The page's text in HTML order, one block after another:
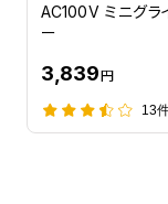
AC100V ミニグラ
ー
3,839円
13